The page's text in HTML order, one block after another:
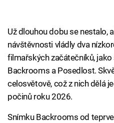
Už dlouhou dobu se nestalo,
návštěvnosti vládly dva
filmařských začátečníků,
Backrooms a Posedlost.
celosvětově, což z nich dělá
počinů roku 2026.
Snímku Backrooms od